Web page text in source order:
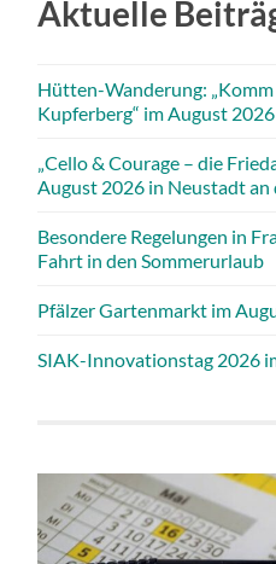
Aktuelle
Hütten-Wanderung:
Kupferberg“ im August
„Cello & Courage – die
August 2026 in Neustadt
Besondere Regelungen in
Fahrt in den Sommerurlaub
Pfälzer Gartenmarkt im
SIAK-Innovationstag 2026